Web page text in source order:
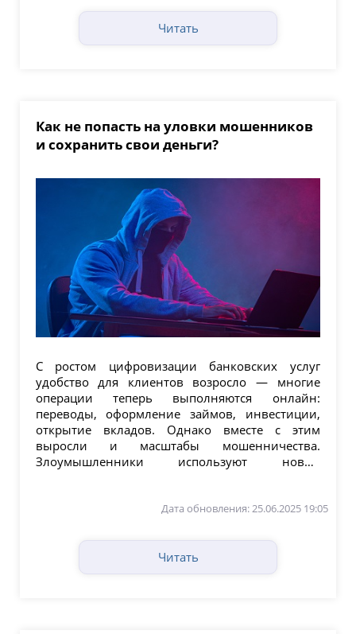
Читать
Как не попасть на уловки мошенников
и сохранить свои деньги?
С ростом цифровизации банковских услуг
удобство для клиентов возросло — многие
операции теперь выполняются онлайн:
переводы, оформление займов, инвестиции,
открытие вкладов. Однако вместе с этим
выросли и масштабы мошенничества.
Злоумышленники используют новые
Дата обновления: 25.06.2025 19:05
Читать